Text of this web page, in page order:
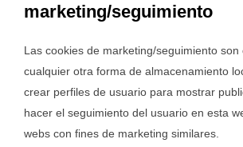
marketing/seguimiento
Las cookies de marketing/seguimiento son
cualquier otra forma de almacenamiento
crear perfiles de usuario para mostrar
hacer el seguimiento del usuario en esta
webs con fines de marketing similares.